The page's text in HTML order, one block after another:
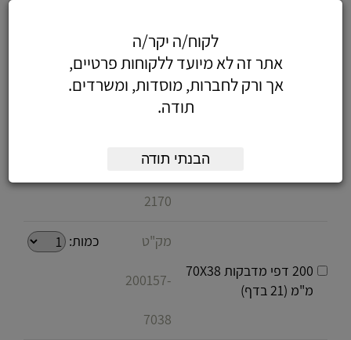
200 דפי מדבקות 70X46
200157-
7046
200 דפי מדבקות 210X70
200157-
2170
200 דפי מדבקות 70X38
מ"מ (21 בדף)
מק"ט
200157-
7038
כמות:
לקוח/ה יקר/ה
אתר זה לא מיועד ללקוחות פרטיים,
אך ורק לחברות, מוסדות, ומשרדים.
תודה.
הבנתי תודה